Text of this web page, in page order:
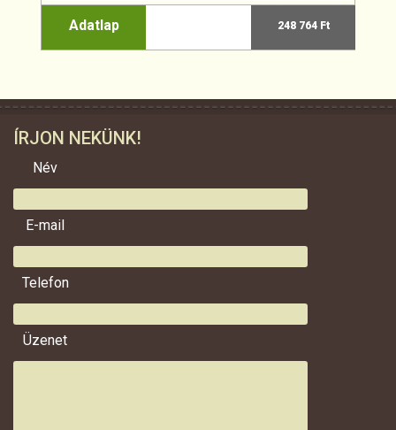
Adatlap 248 764 Ft
ÍRJON NEKÜNK!
Név
E-mail
Telefon
Üzenet